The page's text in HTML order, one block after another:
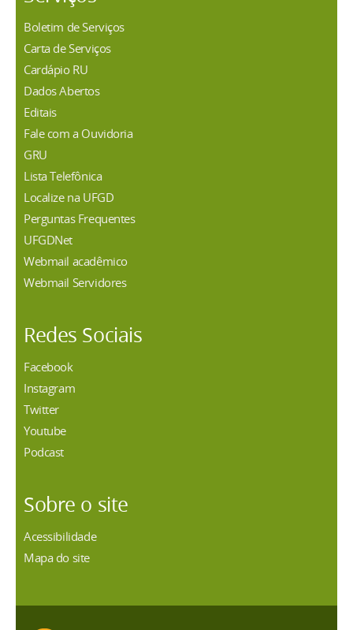
Boletim de Serviços
Carta de Serviços
Cardápio RU
Dados Abertos
Editais
Fale com a Ouvidoria
GRU
Lista Telefônica
Localize na UFGD
Perguntas Frequentes
UFGDNet
Webmail acadêmico
Webmail Servidores
Redes Sociais
Facebook
Instagram
Twitter
Youtube
Podcast
Sobre o site
Acessibilidade
Mapa do site